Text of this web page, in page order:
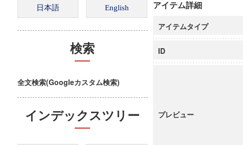
検索
全文検索(Googleカスタム検索)
インデックスツリー
アイテム詳細
アイテムタイプ
ID
プレビュー